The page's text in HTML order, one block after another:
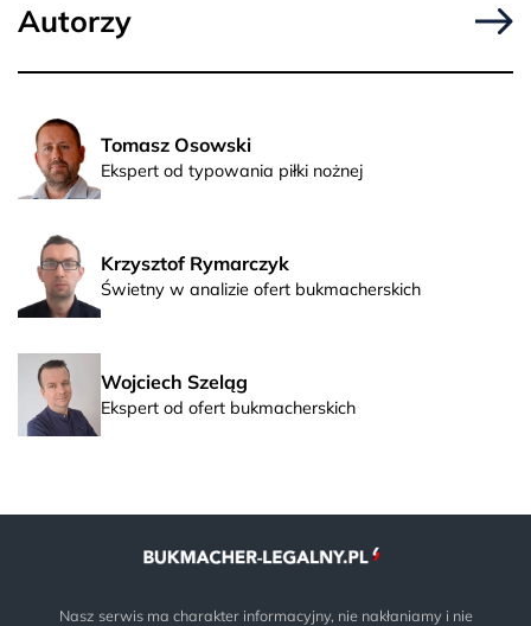
Autorzy
Tomasz Osowski
Ekspert od typowania piłki nożnej
Krzysztof Rymarczyk
Świetny w analizie ofert bukmacherskich
Wojciech Szeląg
Ekspert od ofert bukmacherskich
Nasz serwis ma charakter informacyjny, nie nakłaniamy i nie